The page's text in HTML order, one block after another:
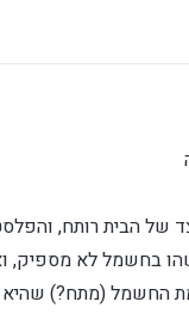
של הבית רותח,
בחשמל לא מספיק,